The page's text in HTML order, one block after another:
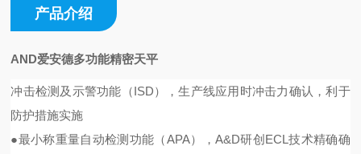
产品介绍
AND爱安德多功能精密天平
冲击检测及示警功能（ISD），生产线应用时冲击力确认，利于
防护措施实施
●最小称重量自动检测功能（APA），A&D研创ECL技术精确确